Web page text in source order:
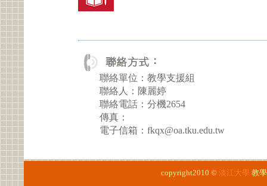
聯絡單位：教學支援組
聯絡人：陳麗婷
聯絡電話：分機2654
傳真：
電子信箱：fkqx@oa.tku.edu.tw
copyright2010 © 淡江大學 教